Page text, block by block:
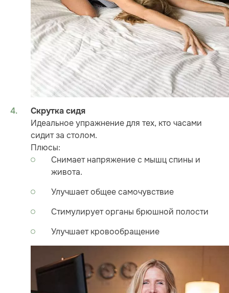
Скрутка сидя
Идеальное упражнение для тех, кто часами
сидит за столом.
Плюсы:
Снимает напряжение с мышц спины и
живота.
Улучшает общее самочувствие
Стимулирует органы брюшной полости
Улучшает кровообращение